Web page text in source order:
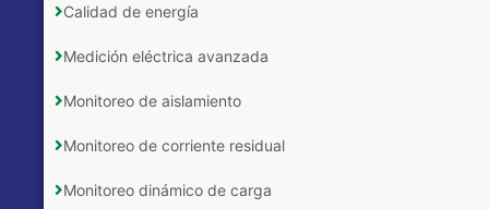
Calidad de energía
Medición eléctrica avanzada
Monitoreo de aislamiento
Monitoreo de corriente residual
Monitoreo dinámico de carga